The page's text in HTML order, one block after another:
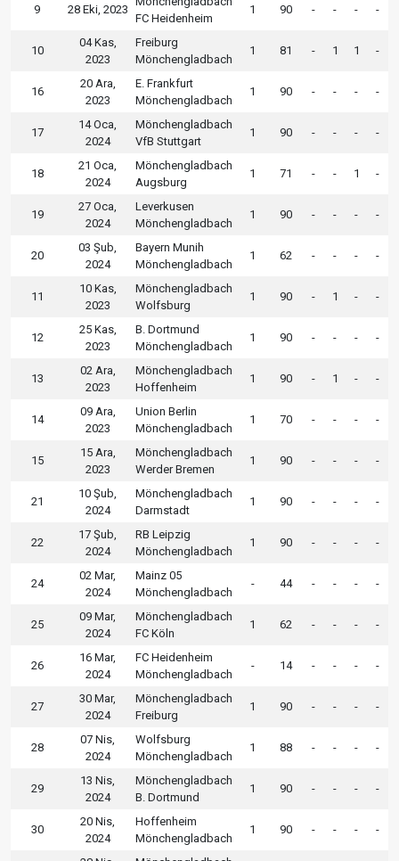
9 28 Eki, 2023
FC Heidenheim
1 90 - - - -
10
04 Kas,
2023
Freiburg
Mönchengladbach
1 81 - 1 1 -
16
20 Ara,
2023
E. Frankfurt
Mönchengladbach
1 90 - - - -
17
14 Oca,
2024
Mönchengladbach
VfB Stuttgart
1 90 - - - -
18
21 Oca,
2024
Mönchengladbach
Augsburg
1 71 - - 1 -
19
27 Oca,
2024
Leverkusen
Mönchengladbach
1 90 - - - -
20
03 Şub,
2024
Bayern Munih
Mönchengladbach
1 62 - - - -
11
10 Kas,
2023
Mönchengladbach
Wolfsburg
1 90 - 1 - -
12
25 Kas,
2023
B. Dortmund
Mönchengladbach
1 90 - - - -
13
02 Ara,
2023
Mönchengladbach
Hoffenheim
1 90 - 1 - -
14
09 Ara,
2023
Union Berlin
Mönchengladbach
1 70 - - - -
15
15 Ara,
2023
Mönchengladbach
Werder Bremen
1 90 - - - -
21
10 Şub,
2024
Mönchengladbach
Darmstadt
1 90 - - - -
22
17 Şub,
2024
RB Leipzig
Mönchengladbach
1 90 - - - -
24
02 Mar,
2024
Mainz 05
Mönchengladbach
- 44 - - - -
25
09 Mar,
2024
Mönchengladbach
FC Köln
1 62 - - - -
26
16 Mar,
2024
FC Heidenheim
Mönchengladbach
- 14 - - - -
27
30 Mar,
2024
Mönchengladbach
Freiburg
1 90 - - - -
28
07 Nis,
2024
Wolfsburg
Mönchengladbach
1 88 - - - -
29
13 Nis,
2024
Mönchengladbach
B. Dortmund
1 90 - - - -
30
20 Nis,
2024
Hoffenheim
Mönchengladbach
1 90 - - - -